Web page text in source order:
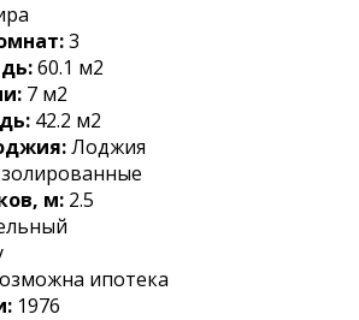
3
60.1 м2
7 м2
42.2 м2
Лоджия
м: 2.5
ипотека
1976